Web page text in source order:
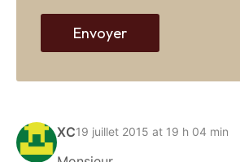
XC19 juillet 2015 at 19 h 04 min
b
Envoyer